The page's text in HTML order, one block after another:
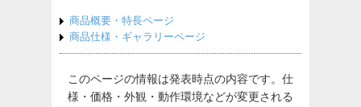
商品概要・特長ページ
商品仕様・ギャラリーページ
このページの情報は発表時点の内容です。仕
様・価格・外観・動作環境などが変更される